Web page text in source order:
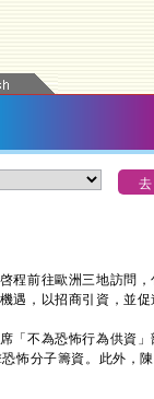
前往歐洲三地訪問，
遇，以招商引資，並促
不為恐怖行為供資」
怖分子籌資。此外，